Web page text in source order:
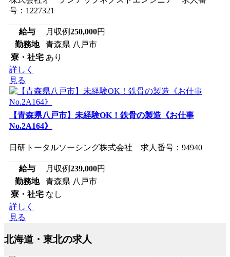
号：1227321
給与 月収例250,000円
勤務地
青森県 八戸市
寮・社宅 あり
詳しく
見る
【青森県八戸市】未経験OK！鉄骨の製造《お仕事
No.2A164》
日研トータルソーシング株式会社 求人番号：94940
給与 月収例239,000円
勤務地
青森県 八戸市
寮・社宅 なし
詳しく
見る
北海道・東北の求人